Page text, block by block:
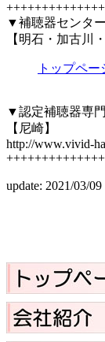
▼補聴器センタ
【明石・加古川
トップペー
▼認定補聴器専
【尼崎】
http://www.vivid-
update: 2021/03/09